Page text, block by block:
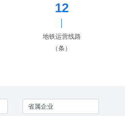
12
地铁运营线路
（条）